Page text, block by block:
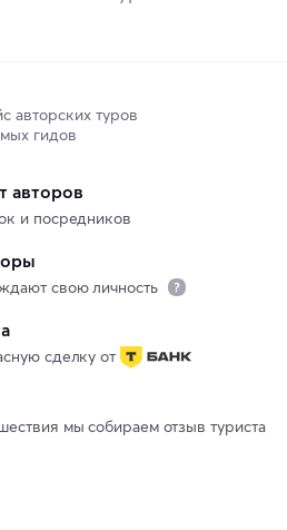
авторских туров
гидов
авторов
и посредников
свою личность
сделку от
мы собираем отзыв туриста